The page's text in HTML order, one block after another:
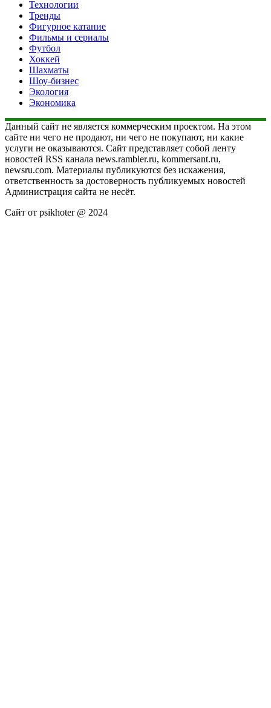
Технологии
Тренды
Фигурное катание
Фильмы и сериалы
Футбол
Хоккей
Шахматы
Шоу-бизнес
Экология
Экономика
Данный сайт не является коммерческим проектом. На этом
сайте ни чего не продают, ни чего не покупают, ни какие
услуги не оказываются. Сайт представляет собой ленту
новостей RSS канала news.rambler.ru, kommersant.ru,
newsru.com. Материалы публикуются без искажения,
ответственность за достоверность публикуемых новостей
Администрация сайта не несёт.
Сайт от psikhoter @ 2024